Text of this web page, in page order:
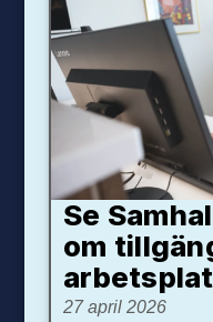
Se
om
27 april 2026